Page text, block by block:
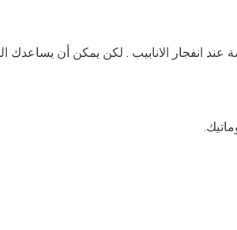
عند انفجار الانابيب . لكن يمكن أن